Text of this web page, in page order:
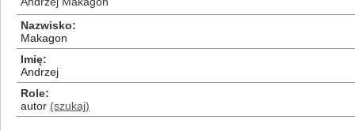
Nazwisko
Makagon
Imię
Andrzej
Role
autor (szukaj)